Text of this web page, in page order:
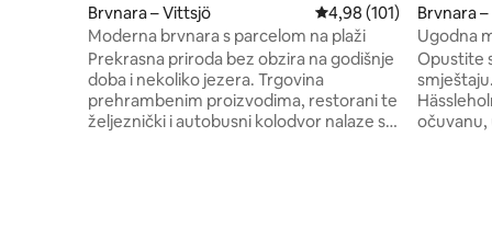
Brvnara – Vittsjö Prosječna ocjena: 4,98/
4,98 (101)
Moderna brvnara s parcelom na plaži
Prekrasna priroda bez obzira na godišnje
doba i nekoliko jezera. Trgovina
prehrambenim proizvodima, restorani te
željeznički i autobusni kolodvor nalaze se
Brvnara
Ugodna
Opustite
očuvanu,